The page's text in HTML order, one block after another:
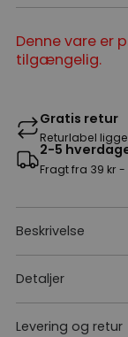
Denne vare er
tilgængelig.
Gratis retur
Returlabel
2-5
Fragt fra 39 kr
Beskrivelse
Detaljer
Levering og retur